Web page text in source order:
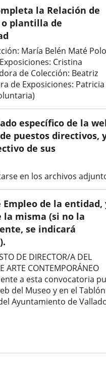
la Relación de
o plantilla de
María Belén Maté
Cristina
de Colección: Beatriz
de Exposiciones: Patricia
específico de la
puestos directivos,
de sus
en los archivos
de la entidad,
la misma (si no la
se indicará
DE DIRECTOR/A DEL
ARTE CONTEMPORÁNEO
a esta convocatoria
del Museo y en el Tablón
Ayuntamiento de